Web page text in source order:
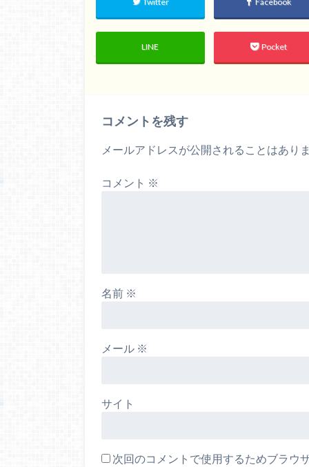
LINE Pocket
コメントを残す
メールアドレスが公開されることはあり
コメント ※
名前 ※
メール ※
サイト
次回のコメントで使用するためブラウ